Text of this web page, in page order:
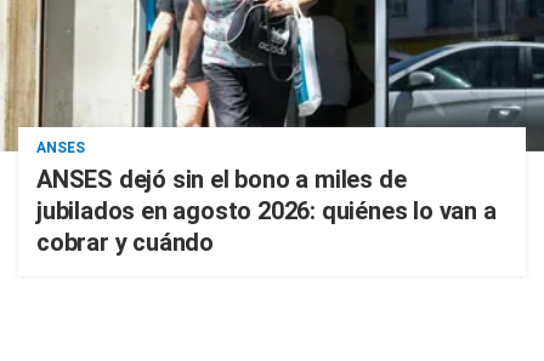
ANSES
ANSES dejó sin el bono a miles de
jubilados en agosto 2026: quiénes lo van a
cobrar y cuándo